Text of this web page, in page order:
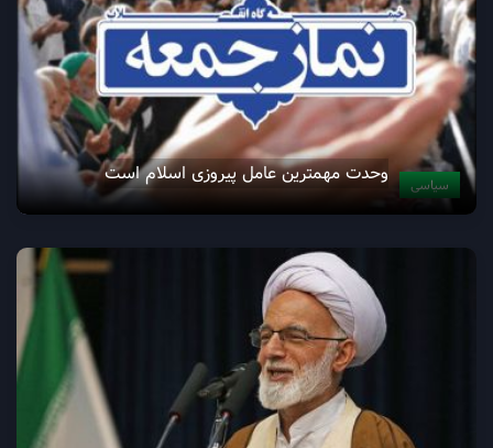
سیاسی وحدت مهمترین عامل پیروزی اسلام است